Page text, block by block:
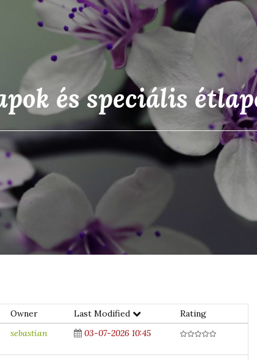
és speciális
Owner Last Modified
Rating
sebastian 03-07-2026 10:45